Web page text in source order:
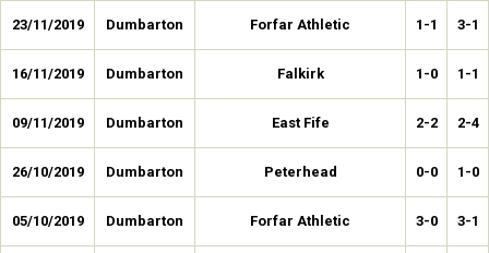
23/11/2019 Dumbarton Forfar Athletic 1-1 3-1
16/11/2019 Dumbarton Falkirk 1-0 1-1
09/11/2019 Dumbarton East Fife 2-2 2-4
26/10/2019 Dumbarton Peterhead 0-0 1-0
05/10/2019 Dumbarton Forfar Athletic 3-0 3-1